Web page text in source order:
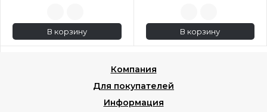
В корзину В корзину
Компания
Для покупателей
Информация